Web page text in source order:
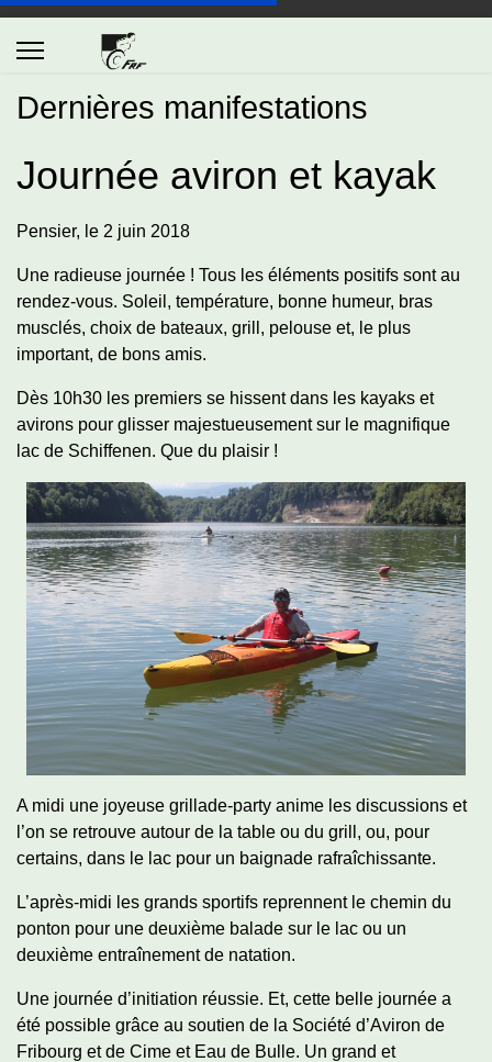
Dernières manifestations
Journée aviron et kayak
Pensier, le 2 juin 2018
Une radieuse journée ! Tous les éléments positifs sont au
rendez-vous. Soleil, température, bonne humeur, bras
musclés, choix de bateaux, grill, pelouse et, le plus
important, de bons amis.
Dès 10h30 les premiers se hissent dans les kayaks et
avirons pour glisser majestueusement sur le magnifique
lac de Schiffenen. Que du plaisir !
A midi une joyeuse grillade-party anime les discussions et
l’on se retrouve autour de la table ou du grill, ou, pour
certains, dans le lac pour un baignade rafraîchissante.
L’après-midi les grands sportifs reprennent le chemin du
ponton pour une deuxième balade sur le lac ou un
deuxième entraînement de natation.
Une journée d’initiation réussie. Et, cette belle journée a
été possible grâce au soutien de la Société d’Aviron de
Fribourg et de Cime et Eau de Bulle. Un grand et